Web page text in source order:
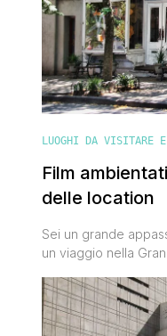
LUOGHI DA VISITARE
Film
delle location
Sei un grande
un viaggio nella
Tranquillo, capita un
cinema americano
i luoghi in cui sono